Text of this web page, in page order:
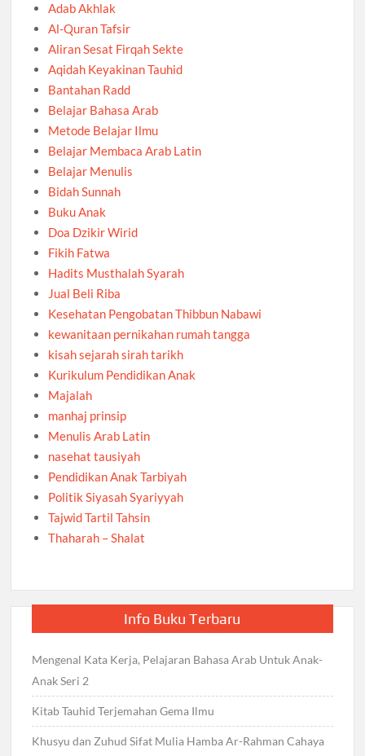
Adab Akhlak
Al-Quran Tafsir
Aliran Sesat Firqah Sekte
Aqidah Keyakinan Tauhid
Bantahan Radd
Belajar Bahasa Arab
Metode Belajar Ilmu
Belajar Membaca Arab Latin
Belajar Menulis
Bidah Sunnah
Buku Anak
Doa Dzikir Wirid
Fikih Fatwa
Hadits Musthalah Syarah
Jual Beli Riba
Kesehatan Pengobatan Thibbun Nabawi
kewanitaan pernikahan rumah tangga
kisah sejarah sirah tarikh
Kurikulum Pendidikan Anak
Majalah
manhaj prinsip
Menulis Arab Latin
nasehat tausiyah
Pendidikan Anak Tarbiyah
Politik Siyasah Syariyyah
Tajwid Tartil Tahsin
Thaharah – Shalat
Info Buku Terbaru
Mengenal Kata Kerja, Pelajaran Bahasa Arab Untuk Anak-
Anak Seri 2
Kitab Tauhid Terjemahan Gema Ilmu
Khusyu dan Zuhud Sifat Mulia Hamba Ar-Rahman Cahaya